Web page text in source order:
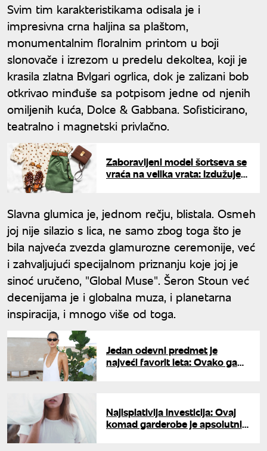
Svim tim karakteristikama odisala je i
impresivna crna haljina sa plaštom,
monumentalnim floralnim printom u boji
slonovače i izrezom u predelu dekoltea, koji je
krasila zlatna Bvlgari ogrlica, dok je zalizani bob
otkrivao minđuše sa potpisom jedne od njenih
omiljenih kuća, Dolce & Gabbana. Sofisticirano,
teatralno i magnetski privlačno.
Zaboravljeni model šortseva se
vraća na velika vrata: Izdužuje
Slavna glumica je, jednom rečju, blistala. Osmeh
joj nije silazio s lica, ne samo zbog toga što je
bila najveća zvezda glamurozne ceremonije, već
i zahvaljujući specijalnom priznanju koje joj je
sinoć uručeno, "Global Muse". Šeron Stoun već
decenijama je i globalna muza, i planetarna
inspiracija, i mnogo više od toga.
Jedan odevni predmet je
najveći favorit leta: Ovako ga
Najisplativija investicija: Ovaj
komad garderobe je apsolutni